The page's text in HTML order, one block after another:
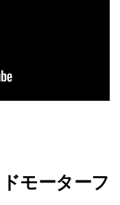
ドモーターフ